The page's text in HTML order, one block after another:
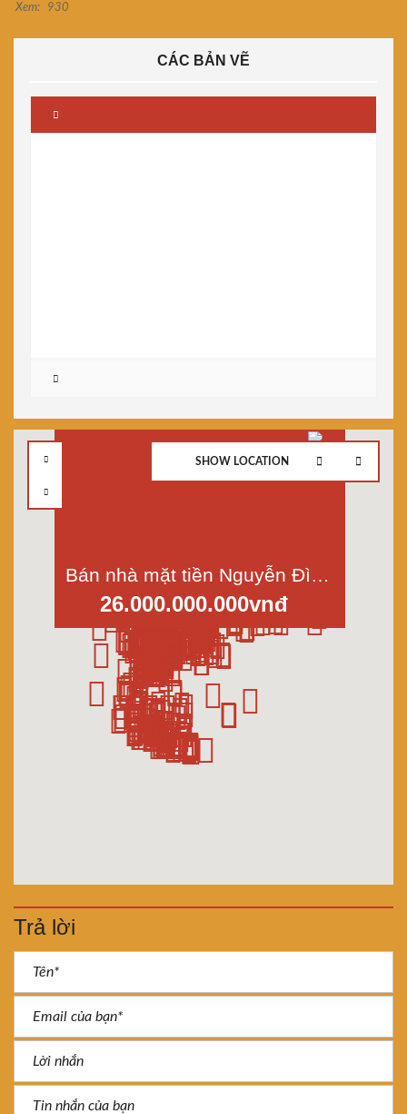
Xem: 930
CÁC BẢN VẼ
Bán nhà mặt tiền Nguyễn Đình Chiểu-phường 4-quận 3-tp.HCM, dt 4,25x21,7m
26.000.000.000vnđ
SHOW LOCATION
Trả lời